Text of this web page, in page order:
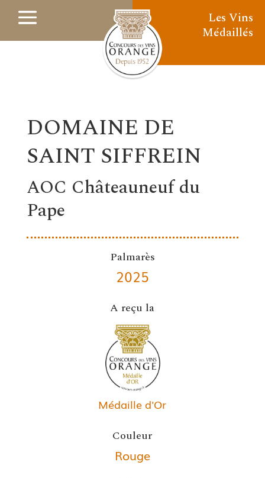
Les Vins
Médaillés
DOMAINE DE
SAINT SIFFREIN
AOC Châteauneuf du
Pape
Palmarès
2025
A reçu la
Médaille d'Or
Couleur
Rouge